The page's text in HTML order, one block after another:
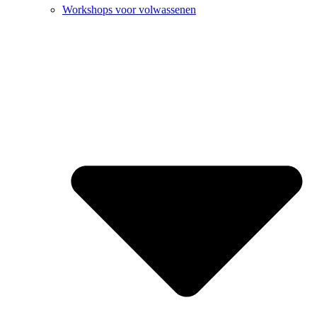
Workshops voor volwassenen